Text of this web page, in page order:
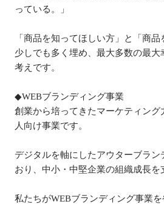
っている。」
「商品を知ってほしい方」と「商
少しでも多く埋め、最大多数の最大
考えです。
◆WEBブランディング事業
創業から培ってきたマーケティング
人向け事業です。
デジタルを軸にしたアウターブラン
おり、中小・中堅企業の組織成長を
私たちがWEBブランディング事業